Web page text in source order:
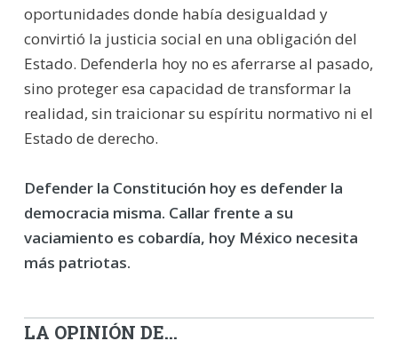
oportunidades donde había desigualdad y
convirtió la justicia social en una obligación del
Estado. Defenderla hoy no es aferrarse al pasado,
sino proteger esa capacidad de transformar la
realidad, sin traicionar su espíritu normativo ni el
Estado de derecho.
Defender la Constitución hoy es defender la
democracia misma. Callar frente a su
vaciamiento es cobardía, hoy México necesita
más patriotas.
LA OPINIÓN DE...